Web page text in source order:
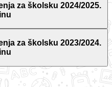
za školsku 2024/2025.
za školsku 2023/2024.